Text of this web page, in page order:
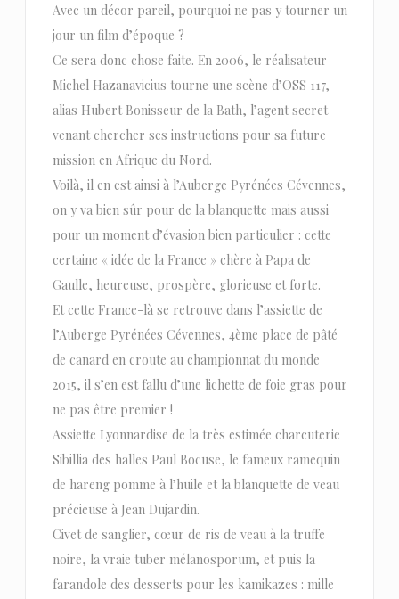
Avec un décor pareil, pourquoi ne pas y tourner un
jour un film d’époque ?
Ce sera donc chose faite. En 2006, le réalisateur
Michel Hazanavicius tourne une scène d’OSS 117,
alias Hubert Bonisseur de la Bath, l’agent secret
venant chercher ses instructions pour sa future
mission en Afrique du Nord.
Voilà, il en est ainsi à l’Auberge Pyrénées Cévennes,
on y va bien sûr pour de la blanquette mais aussi
pour un moment d’évasion bien particulier : cette
certaine « idée de la France » chère à Papa de
Gaulle, heureuse, prospère, glorieuse et forte.
Et cette France-là se retrouve dans l’assiette de
l’Auberge Pyrénées Cévennes, 4ème place de pâté
de canard en croute au championnat du monde
2015, il s’en est fallu d’une lichette de foie gras pour
ne pas être premier !
Assiette Lyonnardise de la très estimée charcuterie
Sibillia des halles Paul Bocuse, le fameux ramequin
de hareng pomme à l’huile et la blanquette de veau
précieuse à Jean Dujardin.
Civet de sanglier, cœur de ris de veau à la truffe
noire, la vraie tuber mélanosporum, et puis la
farandole des desserts pour les kamikazes : mille